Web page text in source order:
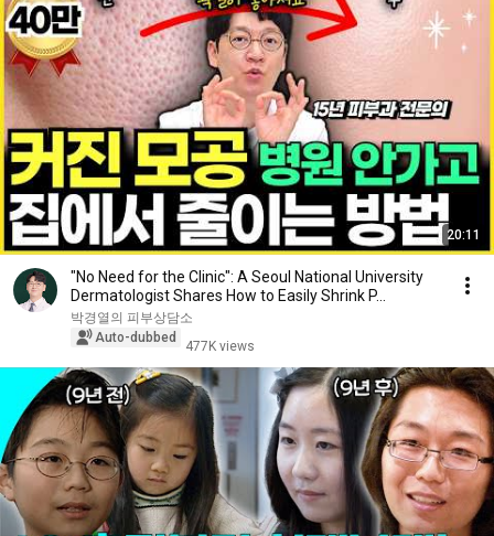
20:11
"No Need for the Clinic": A Seoul National University
Dermatologist Shares How to Easily Shrink P...
박경열의 피부상담소
Auto-dubbed
477K views